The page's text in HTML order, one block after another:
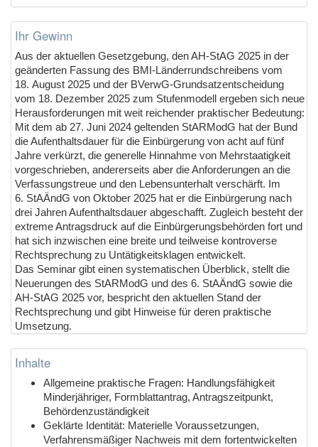
Ihr Gewinn
Aus der aktuellen Gesetzgebung, den AH-StAG 2025 in der
geänderten Fassung des BMI-Länderrundschreibens vom
18. August 2025 und der BVerwG-Grundsatzentscheidung
vom 18. Dezember 2025 zum Stufenmodell ergeben sich neue
Herausforderungen mit weit reichender praktischer Bedeutung:
Mit dem ab 27. Juni 2024 geltenden StARModG hat der Bund
die Aufenthaltsdauer für die Einbürgerung von acht auf fünf
Jahre verkürzt, die generelle Hinnahme von Mehrstaatigkeit
vorgeschrieben, andererseits aber die Anforderungen an die
Verfassungstreue und den Lebensunterhalt verschärft. Im
6. StAÄndG von Oktober 2025 hat er die Einbürgerung nach
drei Jahren Aufenthaltsdauer abgeschafft. Zugleich besteht der
extreme Antragsdruck auf die Einbürgerungsbehörden fort und
hat sich inzwischen eine breite und teilweise kontroverse
Rechtsprechung zu Untätigkeitsklagen entwickelt.
Das Seminar gibt einen systematischen Überblick, stellt die
Neuerungen des StARModG und des 6. StAÄndG sowie die
AH-StAG 2025 vor, bespricht den aktuellen Stand der
Rechtsprechung und gibt Hinweise für deren praktische
Umsetzung.
Inhalte
Allgemeine praktische Fragen: Handlungsfähigkeit
Minderjähriger, Formblattantrag, Antragszeitpunkt,
Behördenzuständigkeit
Geklärte Identität: Materielle Voraussetzungen,
Verfahrensmäßiger Nachweis mit dem fortentwickelten